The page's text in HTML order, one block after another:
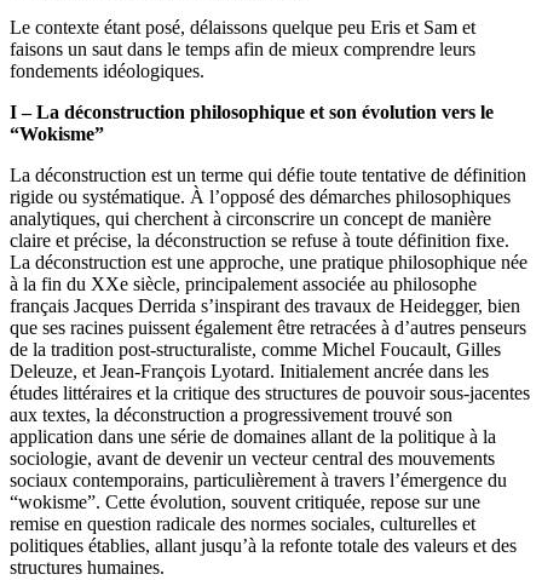
Le contexte étant posé, délaissons quelque peu Eris et Sam et
faisons un saut dans le temps afin de mieux comprendre leurs
fondements idéologiques.
I – La déconstruction philosophique et son évolution vers le
“Wokisme”
La déconstruction est un terme qui défie toute tentative de définition
rigide ou systématique. À l’opposé des démarches philosophiques
analytiques, qui cherchent à circonscrire un concept de manière
claire et précise, la déconstruction se refuse à toute définition fixe.
La déconstruction est une approche, une pratique philosophique née
à la fin du XXe siècle, principalement associée au philosophe
français Jacques Derrida s’inspirant des travaux de Heidegger, bien
que ses racines puissent également être retracées à d’autres penseurs
de la tradition post-structuraliste, comme Michel Foucault, Gilles
Deleuze, et Jean-François Lyotard. Initialement ancrée dans les
études littéraires et la critique des structures de pouvoir sous-jacentes
aux textes, la déconstruction a progressivement trouvé son
application dans une série de domaines allant de la politique à la
sociologie, avant de devenir un vecteur central des mouvements
sociaux contemporains, particulièrement à travers l’émergence du
“wokisme”. Cette évolution, souvent critiquée, repose sur une
remise en question radicale des normes sociales, culturelles et
politiques établies, allant jusqu’à la refonte totale des valeurs et des
structures humaines.